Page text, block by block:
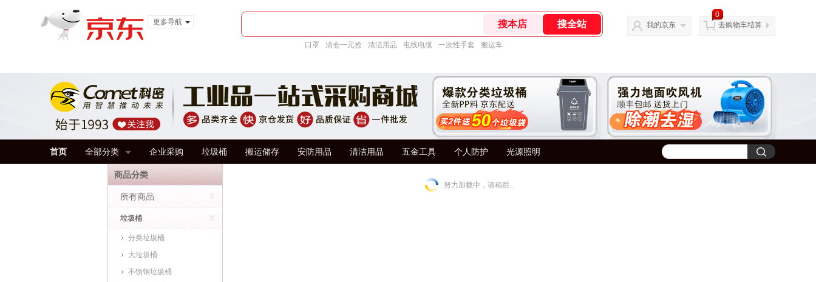
更多导航
口罩 清仓一元抢 清洁用品 电线电缆 一次性手套 搬运车
我的京东
0
去购物车结算
首页 全部分类 企业采购 垃圾桶 搬运储存 安防用品 清洁用品 五金工具 个人防护 光源照明
商品分类
所有商品
垃圾桶
分类垃圾桶
大垃圾桶
不锈钢垃圾桶
努力加载中，请稍后...